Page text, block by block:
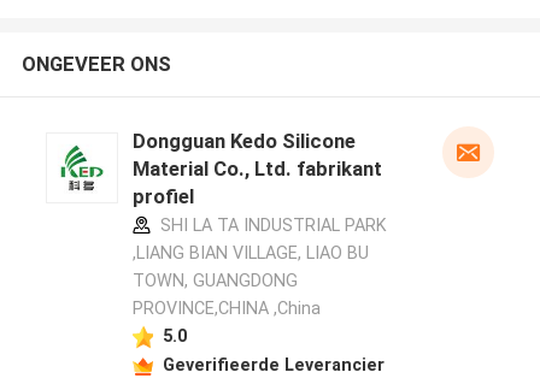
ONGEVEER ONS
Dongguan Kedo Silicone
Material Co., Ltd. fabrikant
profiel
SHI LA TA INDUSTRIAL PARK
,LIANG BIAN VILLAGE, LIAO BU
TOWN, GUANGDONG
PROVINCE,CHINA ,China
5.0
Geverifieerde Leverancier